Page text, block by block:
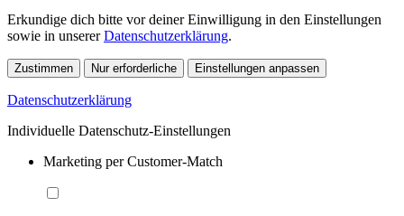
Erkundige dich bitte vor deiner Einwilligung in den Einstellungen
sowie in unsererDatenschutzerklärung.
Zustimmen Nur erforderliche Einstellungen anpassen
Datenschutzerklärung
Individuelle Datenschutz-Einstellungen
Marketing per Customer-Match